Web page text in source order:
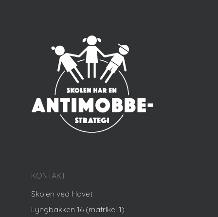
KONTAKT
Skolen ved Havet
Lyngbakken 16 (matrikel 1)